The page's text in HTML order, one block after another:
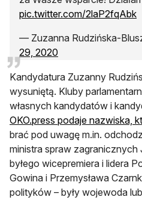
pic.twitter.com/2laP2fqAbk
— Zuzanna Rudzińska-
29, 2020
Kandydatura Zuzanny
wysuniętą. Kluby
własnych kandydatów i
OKO.press podaje nazwiska,
brać pod uwagę m.in.
ministra spraw
byłego wicepremiera i lidera
Gowina i Przemysława
polityków – były wojewoda